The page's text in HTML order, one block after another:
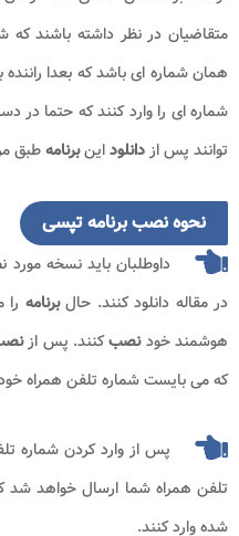
متقاضیان در نظر داشته باشند که
همان شماره ای باشد که بعدا
شماره ای را وارد کنند که حتما
توانند پس ازدانلوداینبرنامهطبق
نحوه نصب برنامه تپسی
داوطلبان باید نسخه
در مقاله دانلود کنند. حالبرنامه
هوشمند خودنصبکنند. پس از
که می بایست شماره تلفن همراه
تلفن همراه شما ارسال خواهد
شده وارد کنند.